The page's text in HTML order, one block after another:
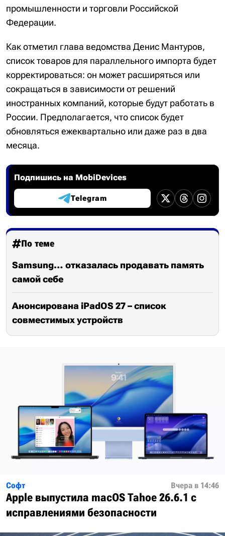
промышленности и торговли Российской
Федерации.
Как отметил глава ведомства Денис Мантуров,
список товаров для параллельного импорта будет
корректироваться: он может расширяться или
сокращаться в зависимости от решений
иностранных компаний, которые будут работать в
России. Предполагается, что список будет
обновляться ежеквартально или даже раз в два
месяца.
Подпишись на MobiDevices
Telegram
По теме
Samsung… отказалась продавать память
самой себе
Анонсирована iPadOS 27 – список
совместимых устройств
Софт Вчера в 14:46
Apple выпустила macOS Tahoe 26.6.1 с
исправлениями безопасности